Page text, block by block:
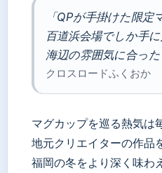
「QPが手掛けた限定
百道浜会場でしか手に
海辺の雰囲気に合っ
クロスロードふくおか
マグカップを巡る熱気は
地元クリエイターの作品
福岡の冬をより深く味わ